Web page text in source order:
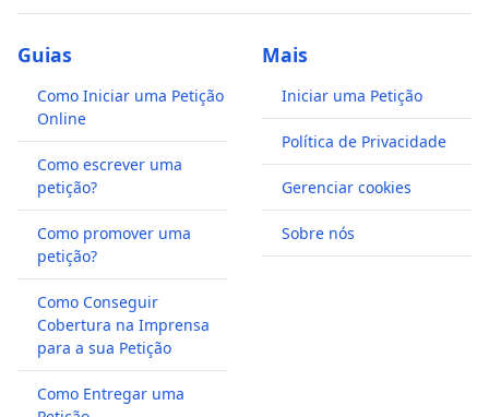
Guias
Como Iniciar uma Petição
Online
Como escrever uma
petição?
Como promover uma
petição?
Como Conseguir
Cobertura na Imprensa
para a sua Petição
Como Entregar uma
Mais
Iniciar uma Petição
Política de Privacidade
Gerenciar cookies
Sobre nós